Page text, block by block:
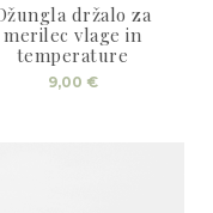
držalo za
merilec vlage in
temperature
9,00 €